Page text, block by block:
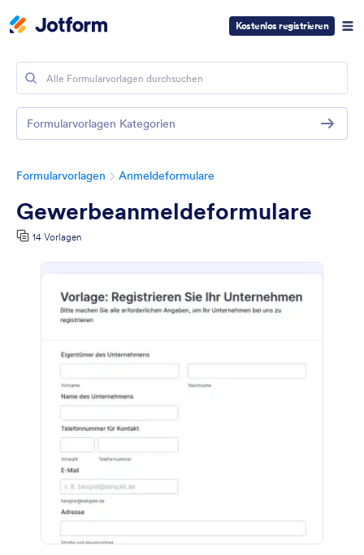
Kostenlos registrieren
Formularvorlagen Anmeldeformulare
Gewerbeanmeldeformulare
14 Vorlagen
Formularvorlagen Kategorien